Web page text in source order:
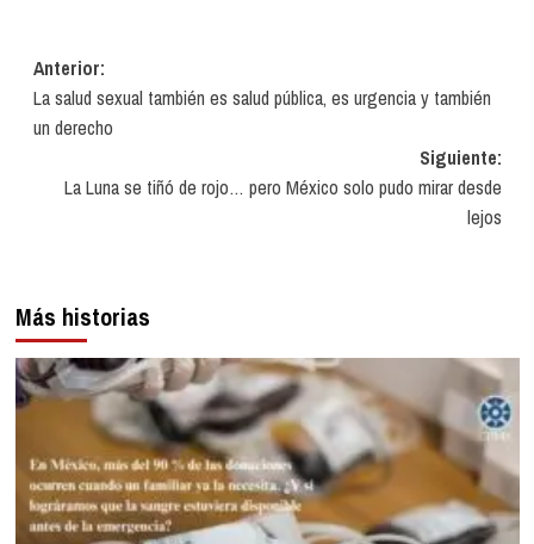
Navegación
de
entradas
Anterior:
La salud sexual también es salud pública, es urgencia y también
un derecho
Siguiente:
La Luna se tiñó de rojo… pero México solo pudo mirar desde
lejos
Más historias